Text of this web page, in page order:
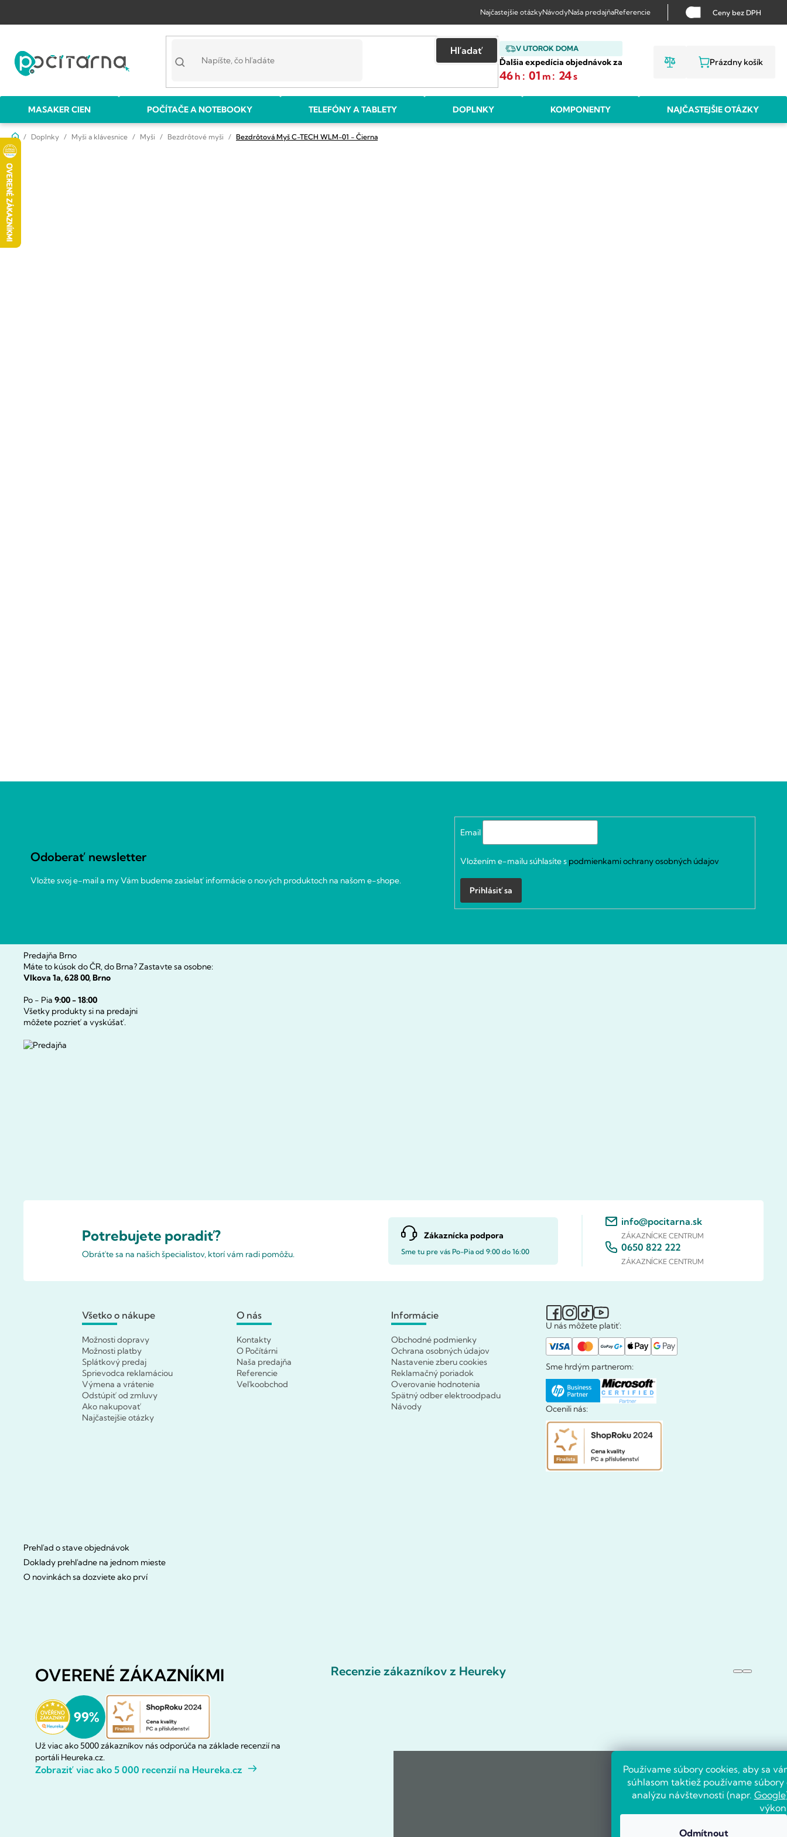
Používame súbory cookies, aby sa
súhlasom taktiež používame
analýzu návštevnosti (napr. Google
Odmítnout
obsah
Najčastejšie otázkyNávodyNaša predajňaReferencie Ceny bez DPH
V UTOROK DOMA
Ďalšia expedícia objednávok za
46 h : 01 m : 23s
Hľadať
NÁKUPNÝ
Prázdny košík
MASAKER CIEN POČÍTAČE A NOTEBOOKY TELEFÓNY A TABLETY DOPLNKY KOMPONENTY NAJČASTEJŠIE OTÁZKY
DomovDoplnky Myši a klávesnice Myši Bezdrôtové myši Bezdrôtová Myš C-TECH WLM-01 - Čierna
Odoberať newsletter
Vložte svoj e-mail a my Vám budeme zasielať informácie o nových produktoch na našom e-shope.
Email
Vložením e-mailu súhlasíte s podmienkami ochrany osobných údajov
Prihlásiť sa
Predajňa Brno
Máte to kúsok do ČR, do Brna? Zastavte sa osobne:
Vlkova 1a, 628 00, Brno
Po - Pia 9:00 - 18:00
Všetky produkty si na predajni
môžete pozrieť a vyskúšať.
Potrebujete poradiť?
Obráťte sa na našich špecialistov, ktorí vám radi pomôžu.
Zákaznícka podpora
Sme tu pre vás Po-Pia od 9:00 do 16:00
info@pocitarna.sk
ZÁKAZNÍCKE CENTRUM
0650 822 222
ZÁKAZNÍCKE CENTRUM
Všetko o nákupe
Možnosti dopravy
Možnosti platby
Splátkový predaj
Sprievodca reklamáciou
Výmena a vrátenie
Odstúpiť od zmluvy
Ako nakupovať
Najčastejšie otázky
O nás
Kontakty
O Počítárni
Naša predajňa
Referencie
Veľkoobchod
Informácie
Obchodné podmienky
Ochrana osobných údajov
Nastavenie zberu cookies
Reklamačný poriadok
Overovanie hodnotenia
Spätný odber elektroodpadu
Návody
U nás môžete platiť:
Sme hrdým partnerom:
Ocenili nás:
Prehľad o stave objednávok
Doklady prehľadne na jednom mieste
O novinkách sa dozviete ako prví
OVERENÉ ZÁKAZNÍKMI
Už viac ako 5000 zákazníkov nás odporúča na základe recenzií na
portáli Heureka.cz.
Zobraziť viac ako 5 000 recenzií na Heureka.cz
Recenzie zákazníkov z Heureky